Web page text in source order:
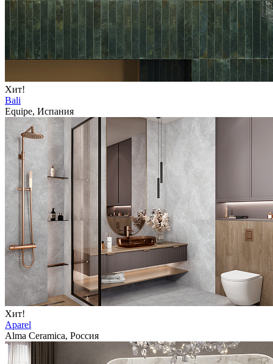
Хит!
Bali
Equipe, Испания
Хит!
Aparel
Alma Ceramica, Россия